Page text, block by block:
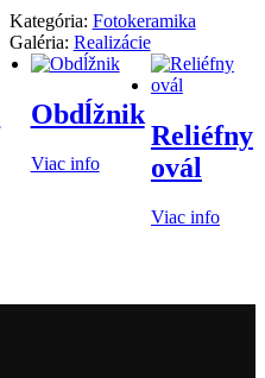
Kategória: Fotokeramika
Galéria: Realizácie
Obdĺžnik
Viac info
Reliéfny
ovál
Viac info